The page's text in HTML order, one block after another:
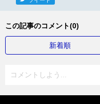
この記事のコメント(0)
新着順
コメントしよう...